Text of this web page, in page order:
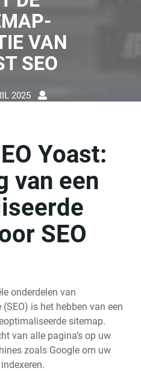
VAN
SEO
2025
Yoast:
van een
SEO
onderdelen van
is het hebben van een
sitemap.
van alle pagina’s op uw
zoals Google om uw